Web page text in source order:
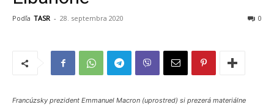
Podľa TASR - 28. septembra 2020 0
Francúzsky prezident Emmanuel Macron (uprostred) si prezerá materiálne